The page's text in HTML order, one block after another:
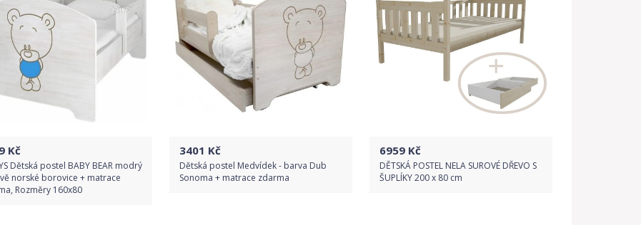
Kč
Dětská postel BABY BEAR modrý
norské borovice + matrace
Rozměry 160x80
3401 Kč
Dětská postel Medvídek - barva Dub
Sonoma + matrace zdarma
6959 Kč
DĚTSKÁ POSTEL NELA SUROVÉ DŘEVO S
ŠUPLÍKY 200 x 80 cm